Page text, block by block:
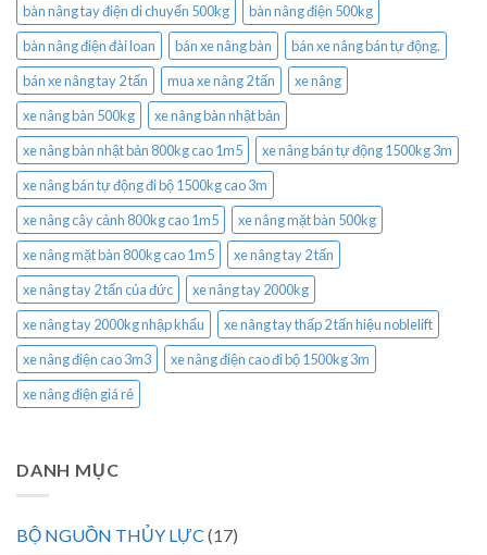
bàn nâng tay điện di chuyển 500kg
bàn nâng điện 500kg
bàn nâng điện đài loan
bán xe nâng bàn
bán xe nâng bán tự động.
bán xe nâng tay 2 tấn
mua xe nâng 2 tấn
xe nâng
xe nâng bàn 500kg
xe nâng bàn nhật bản
xe nâng bàn nhật bản 800kg cao 1m5
xe nâng bán tự động 1500kg 3m
xe nâng bán tự động đi bộ 1500kg cao 3m
xe nâng cây cảnh 800kg cao 1m5
xe nâng mặt bàn 500kg
xe nâng mặt bàn 800kg cao 1m5
xe nâng tay 2 tấn
xe nâng tay 2 tấn của đức
xe nâng tay 2000kg
xe nâng tay 2000kg nhập khẩu
xe nâng tay thấp 2 tấn hiệu noblelift
xe nâng điện cao 3m3
xe nâng điện cao đi bộ 1500kg 3m
xe nâng điện giá rẻ
DANH MỤC
BỘ NGUỒN THỦY LỰC (17)